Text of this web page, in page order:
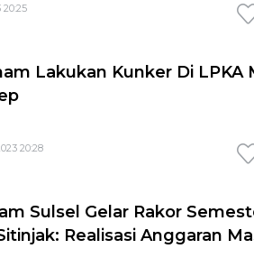
Lakukan Kunker Di LPKA
20:28
Sulsel Gelar Rakor
Realisasi Anggaran